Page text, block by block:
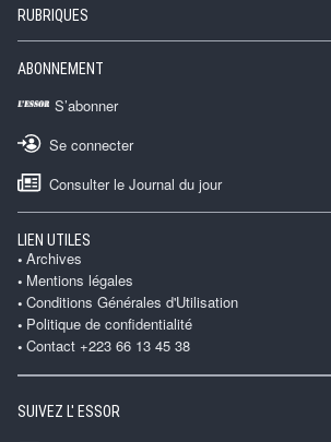
RUBRIQUES
ABONNEMENT
S’abonner
Se connecter
Consulter le Journal du jour
LIEN UTILES
Archives
Mentions légales
Conditions Générales d'Utilisation
Politique de confidentialité
Contact +223 66 13 45 38
SUIVEZ L' ESSOR